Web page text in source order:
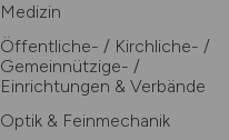
Medizin
Öffentliche- / Kirchliche- /
Gemeinnützige- /
Einrichtungen & Verbände
Optik & Feinmechanik